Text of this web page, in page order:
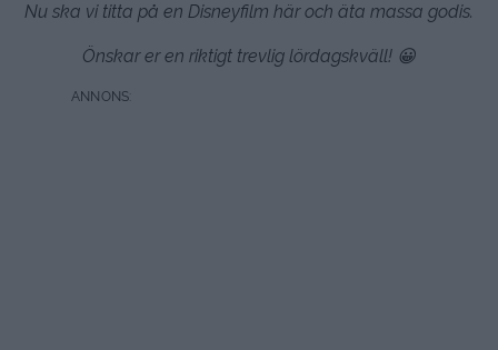
Nu ska vi titta på en Disneyfilm här och äta massa godis.
Önskar er en riktigt trevlig lördagskväll! 😀